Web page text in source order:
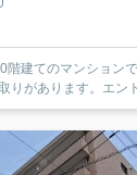
建てのマンション
りがあります。エン